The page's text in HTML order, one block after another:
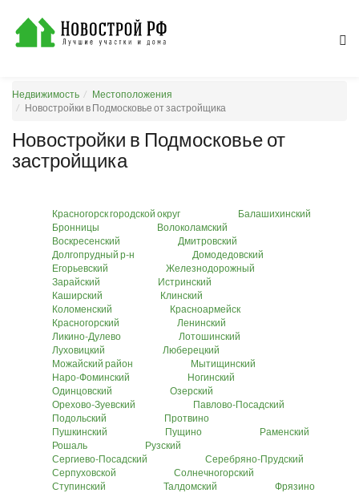
Недвижимость
Местоположения
Новостройки в Подмосковье от застройщика
Новостройки в Подмосковье от
застройщика
Красногорск городской округ
Балашихинский
Бронницы
Волоколамский
Воскресенский
Дмитровский
Долгопрудный р-н
Домодедовский
Егорьевский
Железнодорожный
Зарайский
Истринский
Каширский
Клинский
Коломенский
Красноармейск
Красногорский
Ленинский
Ликино-Дулево
Лотошинский
Луховицкий
Люберецкий
Можайский район
Мытищинский
Наро-Фоминский
Ногинский
Одинцовский
Озерский
Орехово-Зуевский
Павлово-Посадский
Подольский
Протвино
Пушкинский
Пущино
Раменский
Рошаль
Рузский
Сергиево-Посадский
Серебряно-Прудский
Серпуховской
Солнечногорский
Ступинский
Талдомский
Фрязино